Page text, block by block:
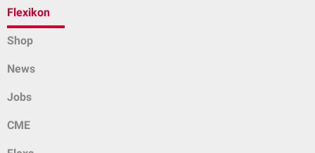
Flexikon
Shop
News
Jobs
CME